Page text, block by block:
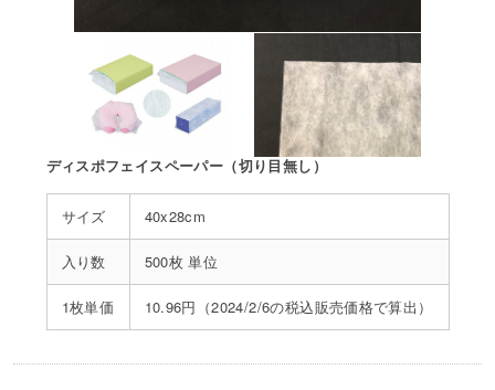
ディスポフェイスペーパー（切り目無し）
サイズ 40x28cm
入り数 500枚 単位
1枚単価 10.96円（2024/2/6の税込販売価格で算出）